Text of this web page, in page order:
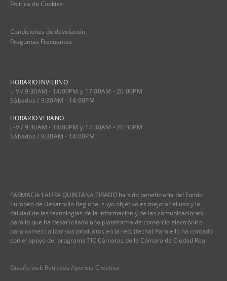
Política de Cookies
Condiciones de devolución
Preguntas Frecuentes
HORARIO INVIERNO
L-V / 9:30AM - 14:00PM y 17:00AM - 20:00PM
Sábados / 9:30AM - 14:00PM
HORARIO VERANO
L-V / 9:30AM - 14:00PM y 17:30AM - 20:30PM
Sábados / 9:30AM - 14:00PM
FARMACIA LAURA QUINTANA TIRADO ha sido beneficiaria del Fondo
Europeo de Desarrollo Regional cuyo objetivo es mejorar el uso y la
calidad de las tecnologías de la información y de las comunicaciones
para lo que ha desarrollado una plataforma de comercio electrónico
para comercializar sus productos en la red. (fecha) Para ello ha contado
con el apoyo del programa TIC Cámaras de la Cámara de Ciudad Real
Diseño web Retrazos Agencia Creativa